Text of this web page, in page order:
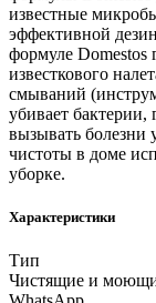
известные
эффективной
формуле Domestos
известкового
смываний
убивает
вызывать болезни
чистоты в доме
уборке.
Характеристики
Тип
Чистящие и